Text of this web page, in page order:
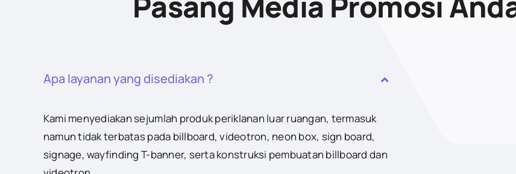
Apa layanan yang disediakan ?
Kami menyediakan sejumlah produk periklanan luar ruangan, termasuk
namun tidak terbatas pada billboard, videotron, neon box, sign board,
signage, wayfinding T-banner, serta konstruksi pembuatan billboard dan